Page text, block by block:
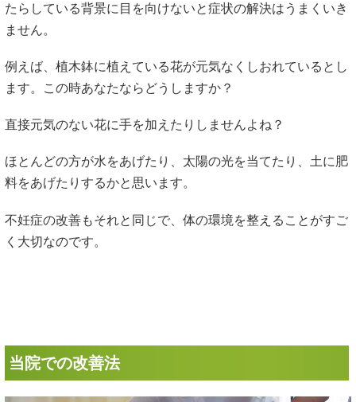
たらしている背景に目を向けないと症状の解決はうまくいき
ません。
例えば、植木鉢に植えている花が元気なくしおれているとし
ます。この時あなたならどうしますか？
直接元気のない花に手を加えたりしませんよね？
ほとんどの方が水をあげたり、太陽の光を当てたり、土に肥
料をあげたりするかと思います。
不妊症の改善もそれと同じで、体の環境を整えることがすご
く大切なのです。
当院での改善法